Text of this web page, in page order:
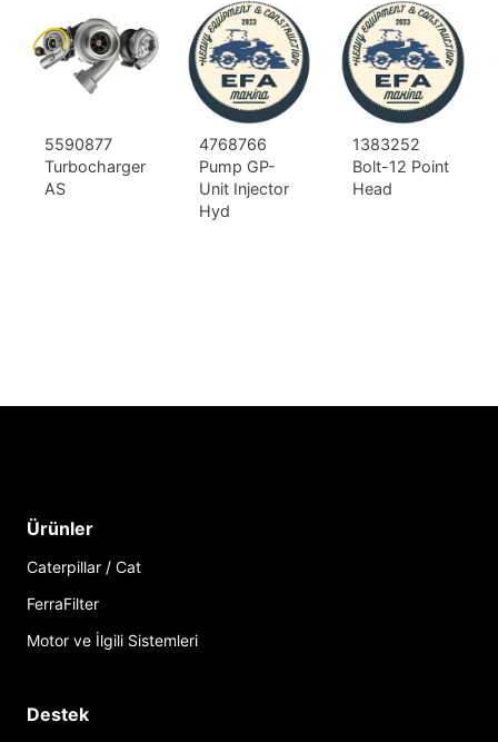
5590877
Turbocharger
AS
4768766
Pump GP-
Unit Injector
Hyd
1383252
Bolt-12 Point
Head
Ürünler
Caterpillar / Cat
FerraFilter
Motor ve İlgili Sistemleri
Destek